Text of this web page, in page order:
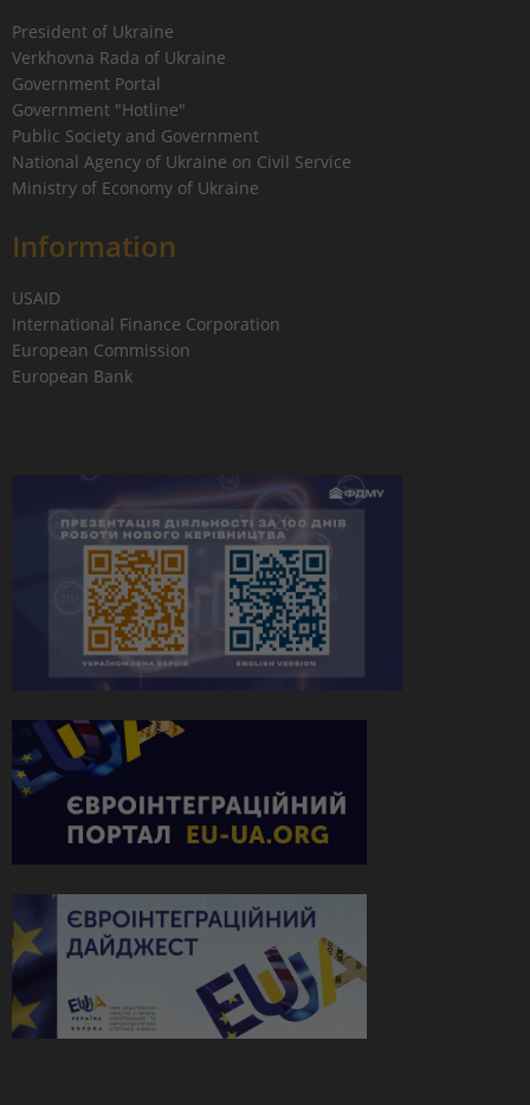
President of Ukraine
Verkhovna Rada of Ukraine
Government Portal
Government "Hotline"
Public Society and Government
National Agency of Ukraine on Civil Service
Ministry of Economy of Ukraine
Information
USAID
International Finance Corporation
European Commission
European Bank